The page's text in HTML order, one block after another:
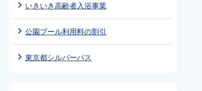
いきいき高齢者入浴事業
公園プール利用料の割引
東京都シルバーパス